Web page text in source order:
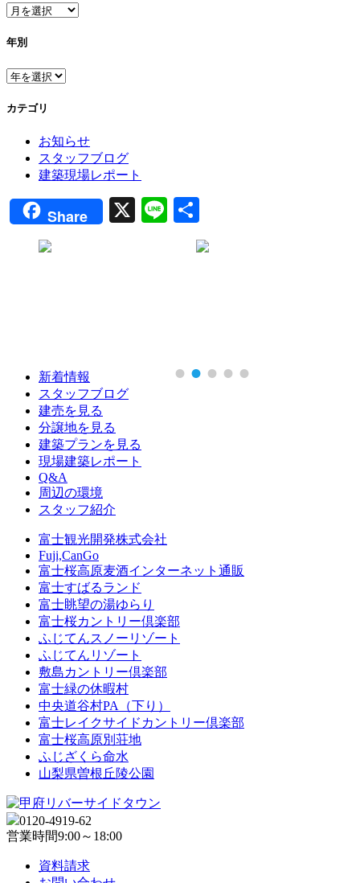
年別
カテゴリ
お知らせ
スタッフブログ
建築現場レポート
Share X Line
有
新着情報
スタッフブログ
建売を見る
分譲地を見る
建築プランを見る
現場建築レポート
Q&A
周辺の環境
スタッフ紹介
富士観光開発株式会社
Fuji,CanGo
富士桜高原麦酒インターネット通販
富士すばるランド
富士眺望の湯ゆらり
富士桜カントリー倶楽部
ふじてんスノーリゾート
ふじてんリゾート
敷島カントリー倶楽部
富士緑の休暇村
中央道谷村PA（下り）
富士レイクサイドカントリー倶楽部
富士桜高原別荘地
ふじざくら命水
山梨県曽根丘陵公園
0120-4919-62
営業時間9:00～18:00
資料請求